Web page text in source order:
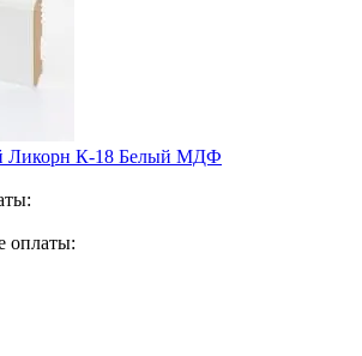
Ликорн К-18 Белый МДФ
оплаты: